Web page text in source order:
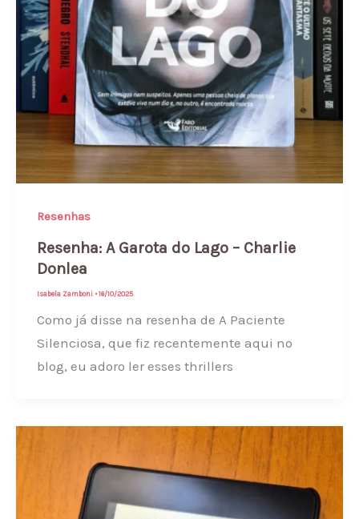
Resenhas
Resenha: A Garota do Lago – Charlie
Donlea
Isabela Zamboni •16/10/2025
Como já disse na resenha de A Paciente
Silenciosa, que fiz recentemente aqui no
blog, eu adoro ler esses thrillers